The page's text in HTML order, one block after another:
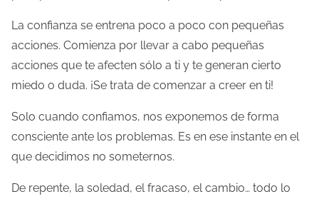
La confianza se entrena poco a poco con pequeñas
acciones. Comienza por llevar a cabo pequeñas
acciones que te afecten sólo a ti y te generan cierto
miedo o duda. ¡Se trata de comenzar a creer en ti!
Solo cuando confiamos, nos exponemos de forma
consciente ante los problemas. Es en ese instante en el
que decidimos no someternos.
De repente, la soledad, el fracaso, el cambio… todo lo